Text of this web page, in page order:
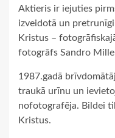
Aktieris ir iejuties
izveidotā un
Kristus –
fotogrāfs Sandro
1987.gadā
traukā urīnu un
nofotografēja. Bildei
Kristus.